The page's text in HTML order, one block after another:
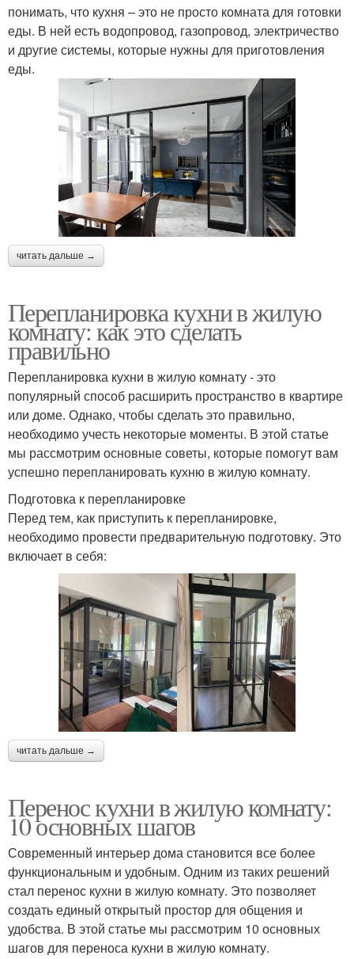
понимать, что кухня – это не просто комната для готовки
еды. В ней есть водопровод, газопровод, электричество
и другие системы, которые нужны для приготовления
еды.
читать дальше →
Перепланировка кухни в жилую
комнату: как это сделать
правильно
Перепланировка кухни в жилую комнату - это
популярный способ расширить пространство в квартире
или доме. Однако, чтобы сделать это правильно,
необходимо учесть некоторые моменты. В этой статье
мы рассмотрим основные советы, которые помогут вам
успешно перепланировать кухню в жилую комнату.
Подготовка к перепланировке
Перед тем, как приступить к перепланировке,
необходимо провести предварительную подготовку. Это
включает в себя:
читать дальше →
Перенос кухни в жилую комнату:
10 основных шагов
Современный интерьер дома становится все более
функциональным и удобным. Одним из таких решений
стал перенос кухни в жилую комнату. Это позволяет
создать единый открытый простор для общения и
удобства. В этой статье мы рассмотрим 10 основных
шагов для переноса кухни в жилую комнату.